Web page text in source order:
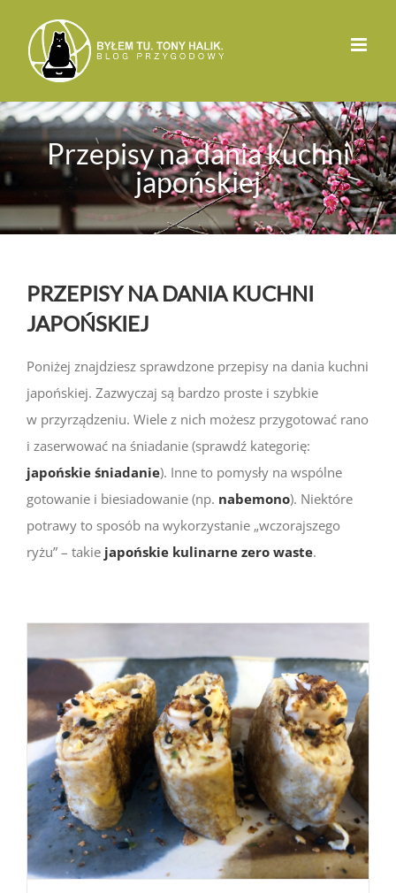
zawartości
Przepisy na dania kuchni
japońskiej
PRZEPISY NA DANIA KUCHNI
JAPOŃSKIEJ
Poniżej znajdziesz sprawdzone przepisy na dania kuchni
japońskiej. Zazwyczaj są bardzo proste i szybkie
w przyrządzeniu. Wiele z nich możesz przygotować rano
i zaserwować na śniadanie (sprawdź kategorię:
japońskie śniadanie). Inne to pomysły na wspólne
gotowanie i biesiadowanie (np. nabemono). Niektóre
potrawy to sposób na wykorzystanie „wczorajszego
ryżu” – takie japońskie kulinarne zero waste.